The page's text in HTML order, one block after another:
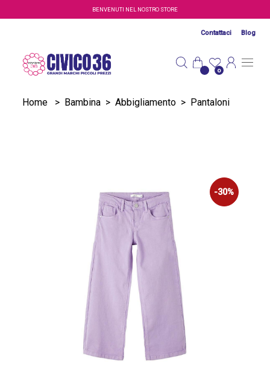
Salta al contenuto principaleBENVENUTI NEL NOSTRO STORE
Contattaci Blog
0
Home > Bambina > Abbigliamento > Pantaloni
-30%